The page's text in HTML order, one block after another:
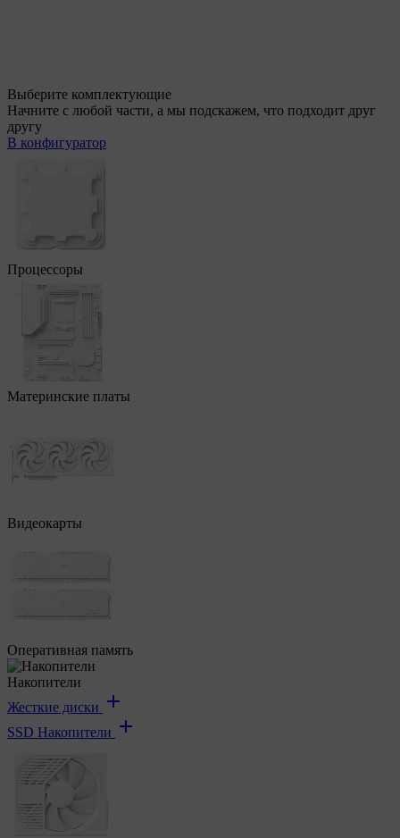
Выберите комплектующие
Начните с любой части, а мы подскажем, что подходит друг
другу
В конфигуратор
Процессоры
Материнские платы
Видеокарты
Оперативная память
Накопители
Жесткие диски
SSD Накопители